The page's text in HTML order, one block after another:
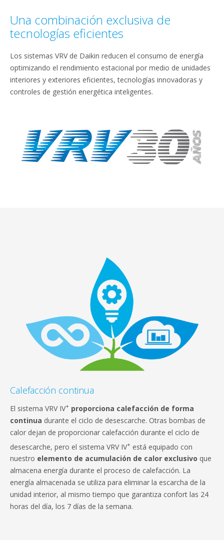
Una combinación exclusiva de
tecnologías eficientes
Los sistemas VRV de Daikin reducen el consumo de energía
optimizando el rendimiento estacional por medio de unidades
interiores y exteriores eficientes, tecnologías innovadoras y
controles de gestión energética inteligentes.
Calefacción continua
El sistema VRV IV+ proporciona calefacción de forma
continua durante el ciclo de desescarche. Otras bombas de
calor dejan de proporcionar calefacción durante el ciclo de
desescarche, pero el sistema VRV IV+ está equipado con
nuestro elemento de acumulación de calor exclusivo que
almacena energía durante el proceso de calefacción. La
energía almacenada se utiliza para eliminar la escarcha de la
unidad interior, al mismo tiempo que garantiza confort las 24
horas del día, los 7 días de la semana.